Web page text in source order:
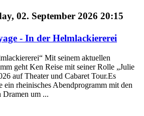
02. September 2026 20:15
- In der Helmlackiererei
Mit seinem aktuellen
geht Ken Reise mit seiner Rolle „Julie
auf Theater und Cabaret Tour.Es
ein rheinisches Abendprogramm mit den
Dramen um ...